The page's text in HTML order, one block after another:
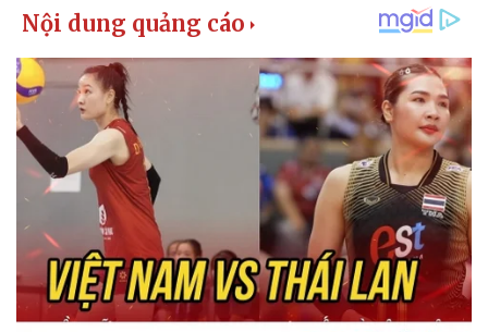
Kinh tế
Bất động sản
Thị trường
Giá vàng